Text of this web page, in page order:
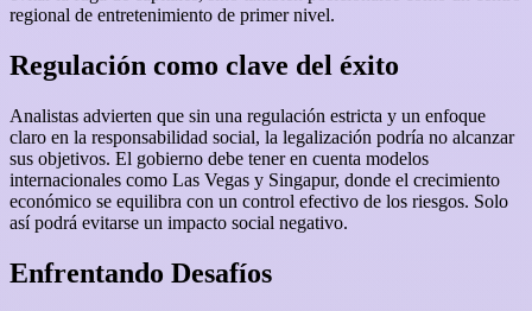
regional de entretenimiento de primer nivel.
Regulación como clave del éxito
Analistas advierten que sin una regulación estricta y un enfoque
claro en la responsabilidad social, la legalización podría no alcanzar
sus objetivos. El gobierno debe tener en cuenta modelos
internacionales como Las Vegas y Singapur, donde el crecimiento
económico se equilibra con un control efectivo de los riesgos. Solo
así podrá evitarse un impacto social negativo.
Enfrentando Desafíos